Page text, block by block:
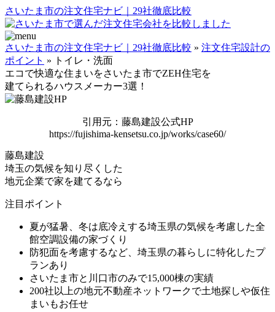
さいたま市の注文住宅ナビ｜29社徹底比較
さいたま市の注文住宅ナビ｜29社徹底比較 » 注文住宅設計の
ポイント »
トイレ・洗面
エコで快適な住まいをさいたま市でZEH住宅を
建てられるハウスメーカー3選！
引用元：藤島建設公式HP
https://fujishima-kensetsu.co.jp/works/case60/
藤島建設
埼玉の気候を知り尽くした
地元企業で家を建てるなら
注目ポイント
夏が猛暑、冬は底冷えする埼玉県の気候を考慮した全
館空調設備の家づくり
防犯面を考慮するなど、埼玉県の暮らしに特化したプ
ランあり
さいたま市と川口市のみで15,000棟の実績
200社以上の地元不動産ネットワークで土地探しや仮住
まいもお任せ